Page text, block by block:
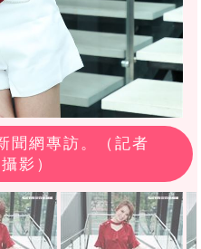
聞網專訪。（記者
影）